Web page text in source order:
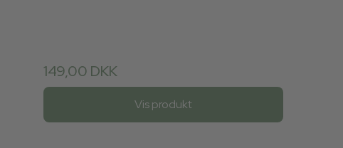
149,00 DKK
Vis produkt